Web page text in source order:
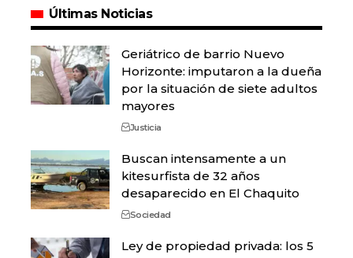
Últimas Noticias
Geriátrico de barrio Nuevo
Horizonte: imputaron a la dueña
por la situación de siete adultos
mayores
Justicia
Buscan intensamente a un
kitesurfista de 32 años
desaparecido en El Chaquito
Sociedad
Ley de propiedad privada: los 5